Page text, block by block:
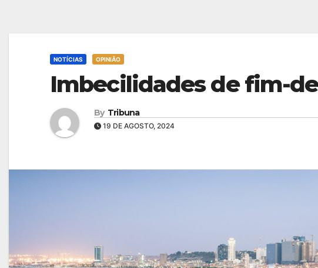
NOTÍCIAS OPINIÃO
Imbecilidades de fim-
By Tribuna
19 DE AGOSTO, 2024